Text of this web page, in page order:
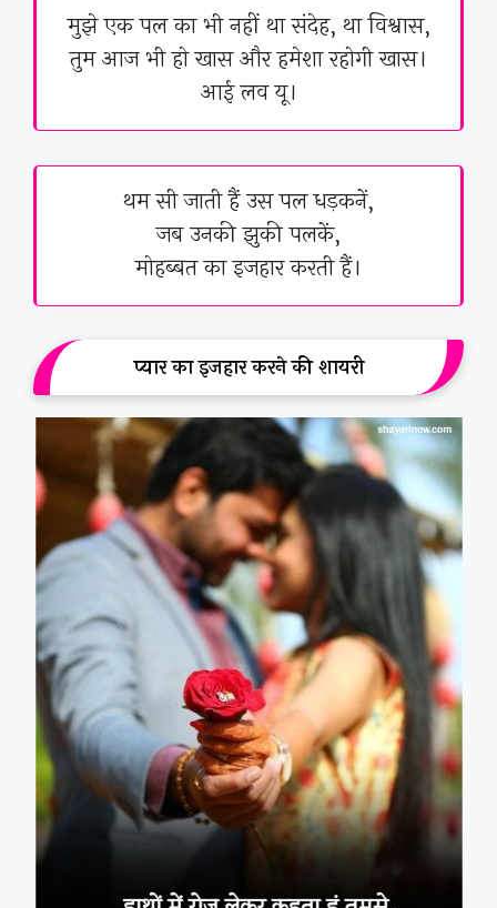
मुझे एक पल का भी नहीं था संदेह, था विश्वास,
तुम आज भी हो खास और हमेशा रहोगी खास।
आई लव यू।
थम सी जाती हैं उस पल धड़कनें,
जब उनकी झुकी पलकें,
मोहब्बत का इजहार करती हैं।
प्यार का इजहार करने की शायरी